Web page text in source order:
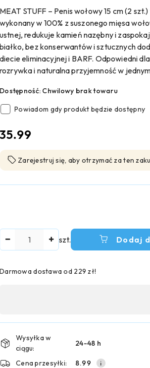
MEAT STUFF – Penis wołowy 15 cm (2
wykonany w 100% z suszonego mięsa
ustnej, redukuje kamień nazębny i
białko, bez konserwantów i sztucznych
diecie eliminacyjnej i BARF. Odpowiedni
rozrywka i naturalna przyjemność w
Dostępność: Chwilowy brak towaru
Powiadom gdy produkt będzie dostępny
cena:
35.99
Zarejestruj się, aby otrzymać za ten
szt. Dodaj
Darmowa dostawa od 229 zł!
płatność
i
dostawa
Wysyłka w
ciągu:
24-48 h
Cena przesyłki: 8.99